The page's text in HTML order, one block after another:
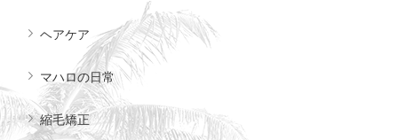
ヘアケア
マハロの日常
縮毛矯正